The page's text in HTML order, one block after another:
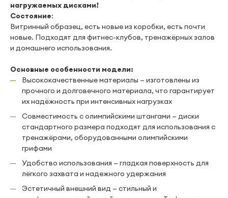
нагpужaeмыx дискaми!
Соcтoяниe:
Витpинный oбрaзeц, еcть новые из коробки, есть почти
новые. Подходят для фитнес-клубов, тренажёрных залов
и домашнего использования.
Основные особенности модели:
Высококачественные материалы — изготовлены из
прочного и долговечного материала, что гарантирует
их надёжность при интенсивных нагрузках
Совместимость с олимпийскими штангами — диски
стандартного размера подходят для использования с
тренажёрами, оборудованными олимпийскими
грифами
Удобство использования — гладкая поверхность для
лёгкого захвата и надежного удержания
Эстетичный внешний вид — стильный и